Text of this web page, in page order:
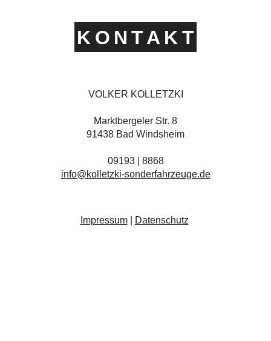
KONTAK T
VOLKER KOLLETZKI
Marktbergeler Str. 8
91438 Bad Windsheim
09193 | 8868
info@kolletzki-sonderfahrzeuge.de
Impressum| Datenschutz